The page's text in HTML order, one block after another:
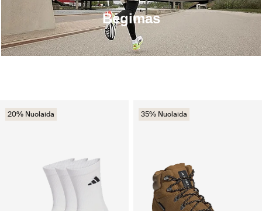
20% Nuolaida 35% Nuolaida
Bėgimas